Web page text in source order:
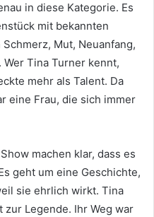
in diese Kategorie. Es
mit bekannten
Mut, Neuanfang,
Tina Turner kennt,
mehr als Talent. Da
eine Frau, die sich immer
machen klar, dass es
geht um eine Geschichte,
sie ehrlich wirkt. Tina
Legende. Ihr Weg war